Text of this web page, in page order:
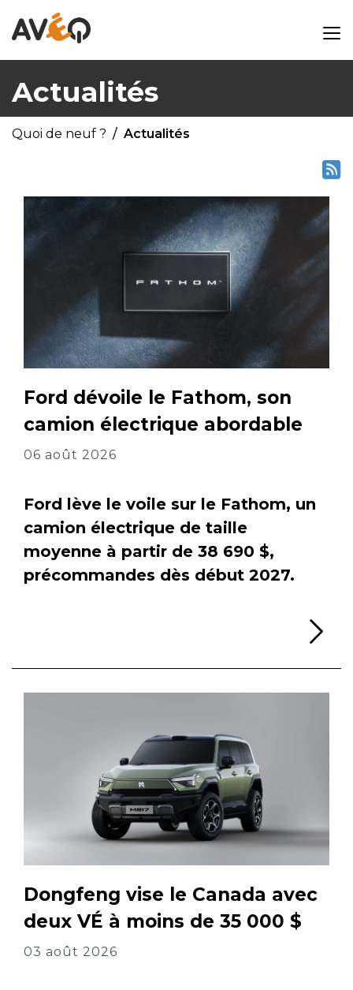
Actualités
Quoi de neuf ? Actualités
Ford dévoile le Fathom, son
camion électrique abordable
06 août 2026
Ford lève le voile sur le Fathom, un
camion électrique de taille
moyenne à partir de 38 690 $,
précommandes dès début 2027.
Dongfeng vise le Canada avec
deux VÉ à moins de 35 000 $
03 août 2026